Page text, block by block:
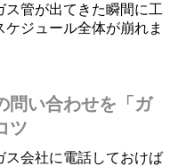
管が出てきた瞬間に工
ジュール全体が崩れま
問い合わせを「ガ
ツ
ス会社に電話しておけば